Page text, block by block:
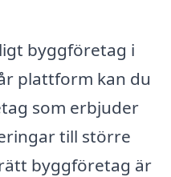
byggföretag i
plattform kan du
som erbjuder
till större
byggföretag är